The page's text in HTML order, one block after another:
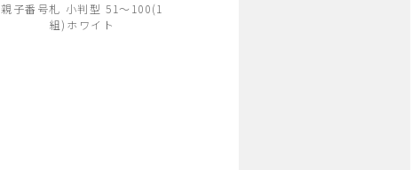
親子番号札 小判型 51～100(1
組)ホワイト